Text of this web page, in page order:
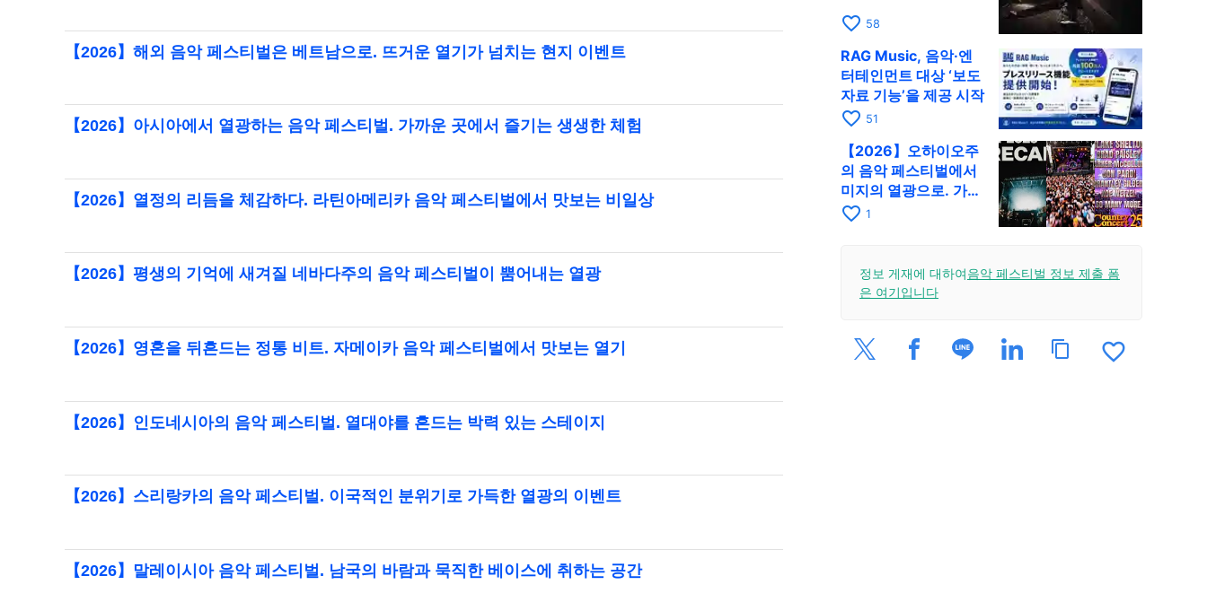
【2026】해외 음악 페스티벌은 베트남으로. 뜨거운 열기가 넘치는 현지 이벤트
【2026】아시아에서 열광하는 음악 페스티벌. 가까운 곳에서 즐기는 생생한 체험
【2026】열정의 리듬을 체감하다. 라틴아메리카 음악 페스티벌에서 맛보는 비일상
【2026】평생의 기억에 새겨질 네바다주의 음악 페스티벌이 뿜어내는 열광
【2026】영혼을 뒤흔드는 정통 비트. 자메이카 음악 페스티벌에서 맛보는 열기
【2026】인도네시아의 음악 페스티벌. 열대야를 흔드는 박력 있는 스테이지
【2026】스리랑카의 음악 페스티벌. 이국적인 분위기로 가득한 열광의 이벤트
【2026】말레이시아 음악 페스티벌. 남국의 바람과 묵직한 베이스에 취하는 공간
favorite_border 58
RAG Music, 음악·엔
터테인먼트 대상 ‘보도
자료 기능’을 제공 시작
favorite_border 51
【2026】오하이오주
의 음악 페스티벌에서
미지의 열광으로. 가슴
설레는 야외 이벤트
favorite_border 1
정보 게재에 대하여음악 페스티벌 정보 제출 폼
은 여기입니다
content_copy favorite_border